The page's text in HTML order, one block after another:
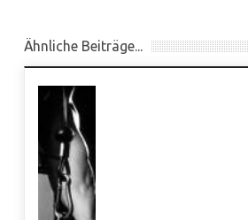
Ähnliche Beiträge...